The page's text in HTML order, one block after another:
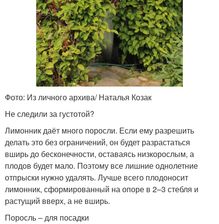
Фото: Из личного архива/ Наталья Козак
Не следили за густотой?
Лимонник даёт много поросли. Если ему разрешить
делать это без ограничений, он будет разрастаться
вширь до бесконечности, оставаясь низкорослым, а
плодов будет мало. Поэтому все лишние однолетние
отпрыски нужно удалять. Лучше всего плодоносит
лимонник, сформированный на опоре в 2–3 стебля и
растущий вверх, а не вширь.
Поросль – для посадки